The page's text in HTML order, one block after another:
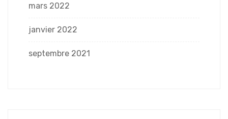
mars 2022
janvier 2022
septembre 2021